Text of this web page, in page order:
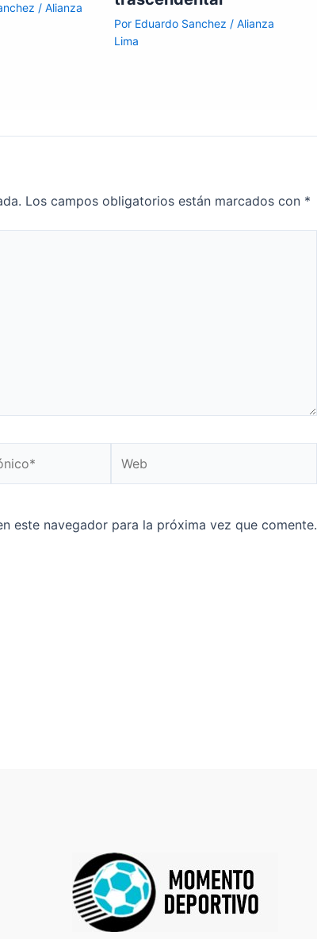
/Alianza
Por Eduardo Sanchez / Alianza
Lima
Los campos obligatorios están marcados con *
este navegador para la próxima vez que comente.